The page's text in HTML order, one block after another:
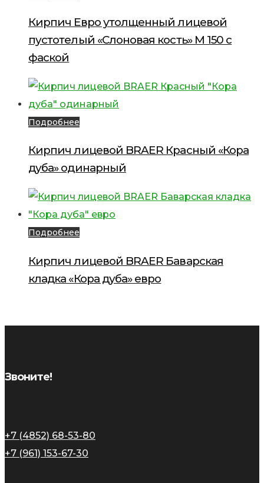
Кирпич Евро утолщенный лицевой
пустотелый «Слоновая кость» М 150 с
фаской
Подробнее
Кирпич лицевой BRAER Красный «Кора
дуба» одинарный
Подробнее
Кирпич лицевой BRAER Баварская
кладка «Кора дуба» евро
Звоните!
+7 (4852) 68-53-80
+7 (961) 153-67-30